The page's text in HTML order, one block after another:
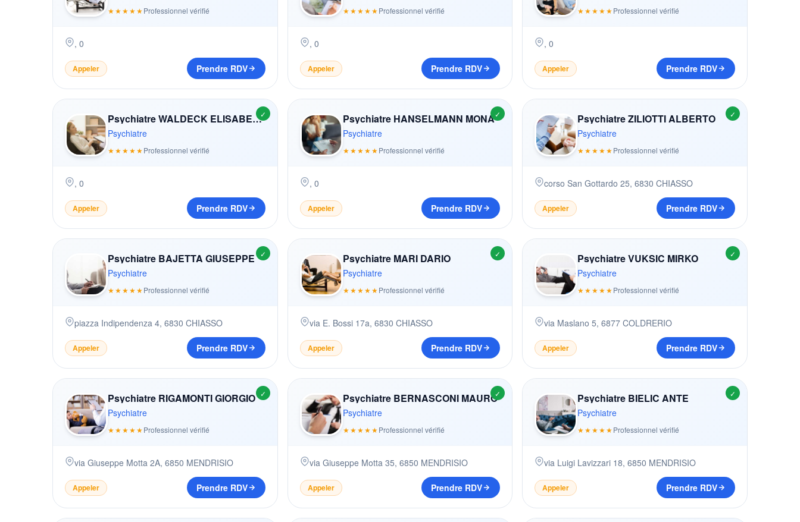
★★★★★Professionnel vérifié
, 0
Appeler Prendre RDV
★★★★★Professionnel vérifié
, 0
Appeler Prendre RDV
★★★★★Professionnel vérifié
,0
Appeler Prendre RDV
✓
Psychiatre WALDECK ELISABETH KATHARINA
Psychiatre
★★★★★Professionnel vérifié
, 0
Appeler Prendre RDV
✓
Psychiatre HANSELMANN MONA
Psychiatre
★★★★★Professionnel vérifié
, 0
Appeler Prendre RDV
✓
Psychiatre ZILIOTTI ALBERTO
Psychiatre
★★★★★Professionnel vérifié
corso San Gottardo 25,6830 CHIASSO
Appeler Prendre RDV
✓
Psychiatre BAJETTA GIUSEPPE
Psychiatre
★★★★★Professionnel vérifié
piazza Indipendenza 4, 6830 CHIASSO
Appeler Prendre RDV
✓
Psychiatre MARI DARIO
Psychiatre
★★★★★Professionnel vérifié
via E. Bossi 17a, 6830 CHIASSO
Appeler Prendre RDV
✓
Psychiatre VUKSIC MIRKO
Psychiatre
★★★★★Professionnel vérifié
via Maslano 5,6877 COLDRERIO
Appeler Prendre RDV
✓
Psychiatre RIGAMONTI GIORGIO
Psychiatre
★★★★★Professionnel vérifié
via Giuseppe Motta 2A, 6850 MENDRISIO
Appeler Prendre RDV
✓
Psychiatre BERNASCONI MAURO
Psychiatre
★★★★★Professionnel vérifié
via Giuseppe Motta 35, 6850 MENDRISIO
Appeler Prendre RDV
✓
Psychiatre BIELIC ANTE
Psychiatre
★★★★★Professionnel vérifié
via Luigi Lavizzari 18,6850 MENDRISIO
Appeler Prendre RDV